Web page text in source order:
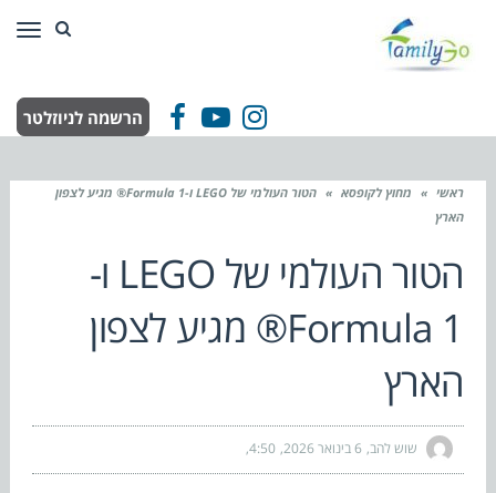
Facebook
YouTube
Instagram הרשמה לניוזלטר
ראשי » מחוץ לקופסא »
הטור העולמי של LEGO ו-Formula 1® מגיע לצפון
הארץ
הטור העולמי של LEGO ו-
Formula 1® מגיע לצפון
הארץ
שוש להב 6 בינואר 2026 4:50